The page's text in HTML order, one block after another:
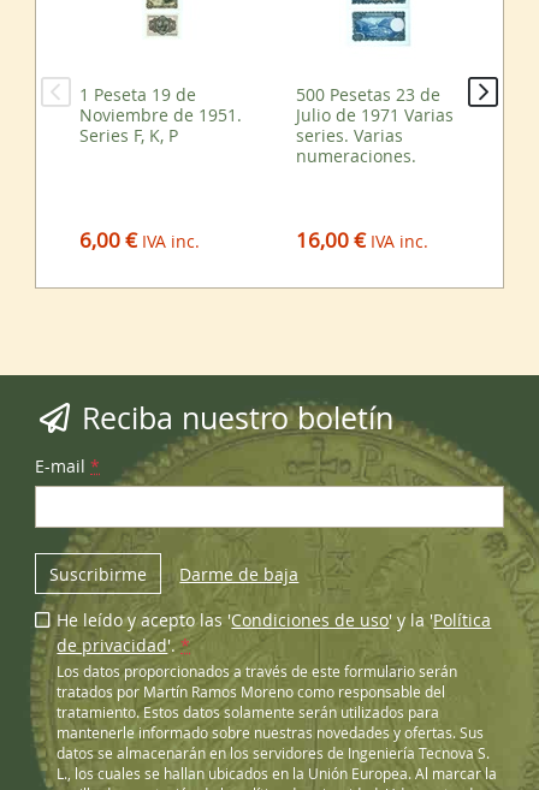
1 Peseta 19 de
Noviembre de 1951.
Series F, K, P
6,00 € IVA inc.
500 Pesetas 23 de
Julio de 1971 Varias
series. Varias
numeraciones.
16,00 € IVA inc.
Reciba nuestro boletín
E-mail *
Suscribirme Darme de baja
He leído y acepto las 'Condiciones de uso' y la 'Política
de privacidad'.*
Los datos proporcionados a través de este formulario serán
tratados por Martín Ramos Moreno como responsable del
tratamiento. Estos datos solamente serán utilizados para
mantenerle informado sobre nuestras novedades y ofertas. Sus
datos se almacenarán en los servidores de Ingeniería Tecnova S.
L., los cuales se hallan ubicados en la Unión Europea. Al marcar la